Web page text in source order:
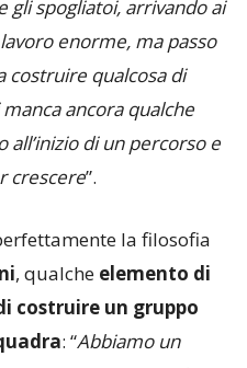
pratici, come
spogliatoi, arrivando ai
enorme, ma passo
costruire qualcosa di
ancora qualche
di un percorso e
la filosofia
, qualcheelemento di
costruire un gruppo